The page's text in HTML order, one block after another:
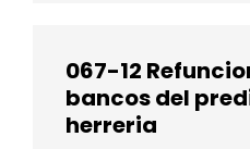
067-12
bancos del
herreria